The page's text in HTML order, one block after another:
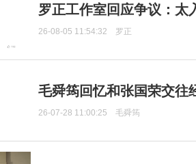
罗正工作室回应争议：太
26-08-05 11:54:32 罗正
毛舜筠回忆和张国荣交往
26-07-28 11:00:25 毛舜筠